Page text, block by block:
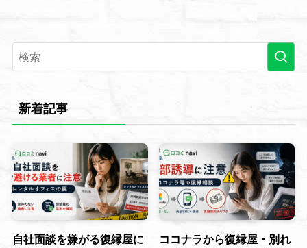
新着記事
自社面談を嫌がる復縁屋に
ココナラから復縁屋・別れ